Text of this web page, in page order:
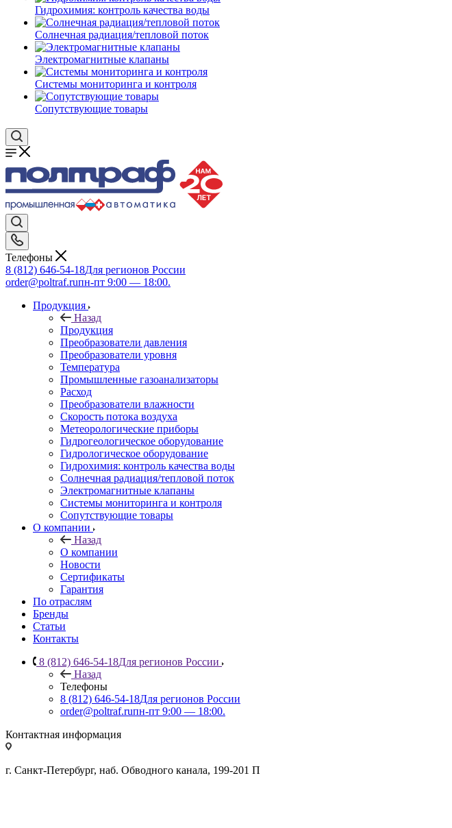
Гидрохимия: контроль качества воды
Солнечная радиация/тепловой поток
Электромагнитные клапаны
Системы мониторинга и контроля
Сопутствующие товары
Телефоны
8 (812) 646-54-18Для регионов России
order@poltraf.ruпн-пт 9:00 — 18:00.
Продукция
Назад
Продукция
Преобразователи давления
Преобразователи уровня
Температура
Промышленные газоанализаторы
Расход
Преобразователи влажности
Скорость потока воздуха
Метеорологические приборы
Гидрогеологическое оборудование
Гидрологическое оборудование
Гидрохимия: контроль качества воды
Солнечная радиация/тепловой поток
Электромагнитные клапаны
Системы мониторинга и контроля
Сопутствующие товары
О компании
Назад
О компании
Новости
Сертификаты
Гарантия
По отраслям
Бренды
Статьи
Контакты
8 (812) 646-54-18Для регионов России
Назад
Телефоны
8 (812) 646-54-18Для регионов России
order@poltraf.ruпн-пт 9:00 — 18:00.
Контактная информация
г. Санкт-Петербург, наб. Обводного канала, 199-201 П